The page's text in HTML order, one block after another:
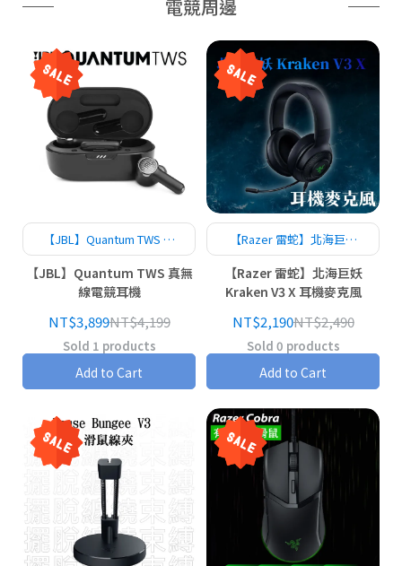
電競周邊
【JBL】Quantum TWS 真
無線電競耳機
【JBL】Quantum TWS 真無
線電競耳機
NT$3,899NT$4,199
Sold 1 products
Add to Cart
【Razer 雷蛇】北海巨妖
Kraken V3 X 耳機麥克風
【Razer 雷蛇】北海巨妖
Kraken V3 X 耳機麥克風
NT$2,190NT$2,490
Sold 0 products
Add to Cart